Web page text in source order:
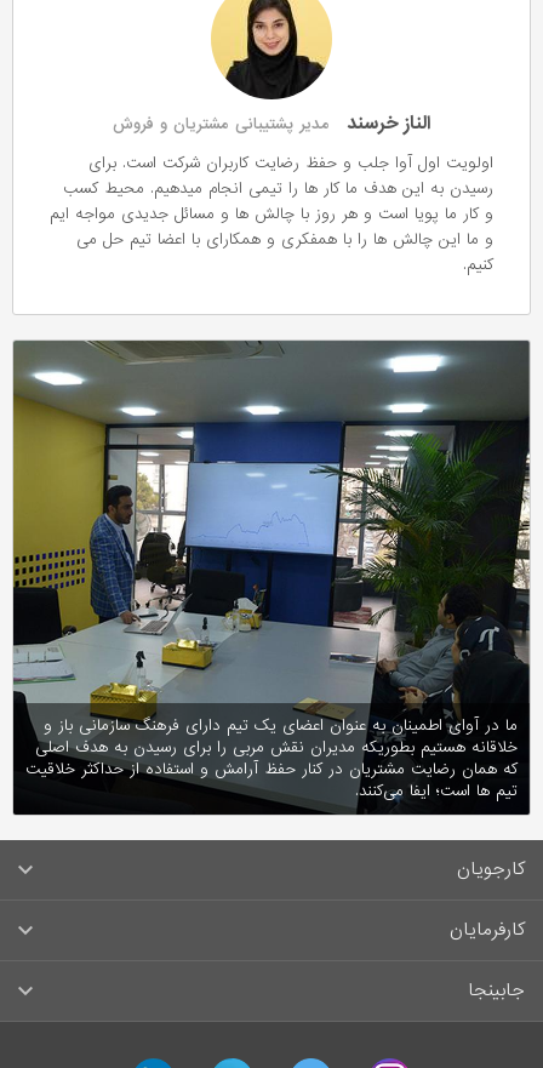
الناز خرسند
مدیر پشتیبانی مشتریان و فروش
اولویت اول آوا جلب و حفظ رضایت کاربران شرکت است. برای
رسیدن به این هدف ما کار ها را تیمی انجام میدهیم. محیط کسب
و کار ما پویا است و هر روز با چالش ها و مسائل جدیدی مواجه ایم
و ما این چالش ها را با همفکری و همکارای با اعضا تیم حل می
کنیم.
ما در آوای اطمینان به عنوان اعضای یک تیم دارای فرهنگ سازمانی باز و
خلاقانه هستیم بطوریکه مدیران نقش مربی را برای رسیدن به هدف اصلی
که همان رضایت مشتریان در کنار حفظ آرامش و استفاده از حداکثر خلاقیت
تیم ها است؛ ایفا می‌کنند.
کارجویان
سوالات متداول کارجویان
لیست مشاغل
کارفرمایان
راهنمای ثبت آگهی استخدام
جابینجا